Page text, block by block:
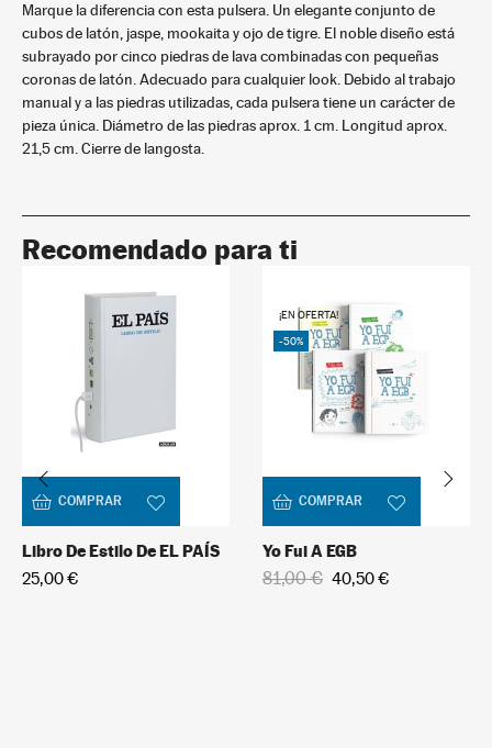
Marque la diferencia con esta pulsera. Un elegante conjunto de
cubos de latón, jaspe, mookaita y ojo de tigre. El noble diseño está
subrayado por cinco piedras de lava combinadas con pequeñas
coronas de latón. Adecuado para cualquier look. Debido al trabajo
manual y a las piedras utilizadas, cada pulsera tiene un carácter de
pieza única. Diámetro de las piedras aprox. 1 cm. Longitud aprox.
21,5 cm. Cierre de langosta.
Recomendado para ti
COMPRAR
Libro De Estilo De EL PAÍS
25,00 €
¡EN OFERTA!
-50%
COMPRAR
Yo Fui A EGB
81,00 € 40,50 €